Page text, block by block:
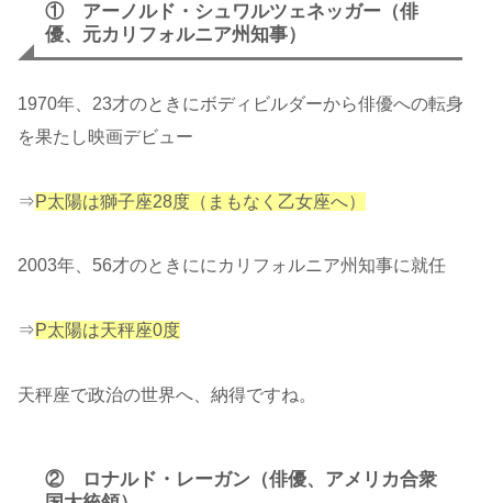
① アーノルド・シュワルツェネッガー（俳
優、元カリフォルニア州知事）
1970年、23才のときにボディビルダーから俳優への転身
を果たし映画デビュー
⇒P太陽は獅子座28度（まもなく乙女座へ）
2003年、56才のときににカリフォルニア州知事に就任
⇒P太陽は天秤座0度
天秤座で政治の世界へ、納得ですね。
② ロナルド・レーガン（俳優、アメリカ合衆